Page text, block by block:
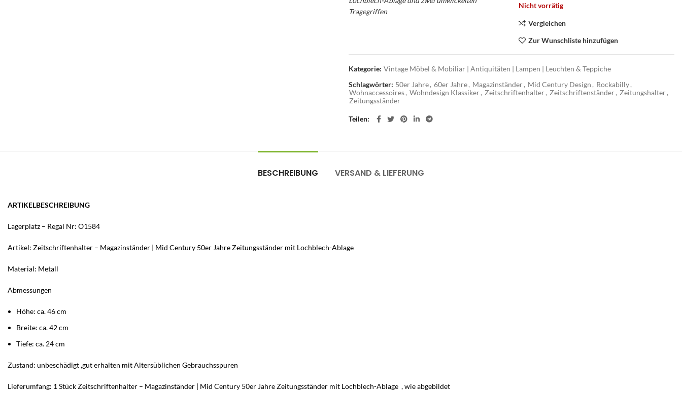
Tragegriffen– 50er Jahre Lochblech
Nicht vorrätig
Vergleichen
Zur Wunschliste hinzufügen
Kategorie: Vintage Möbel & Mobiliar | Antiquitäten | Lampen | Leuchten & Teppiche
Schlagwörter: 50er Jahre, 60er Jahre, Magazinständer, Mid Century Design , Rockabilly,
Wohnaccessoires, Wohndesign Klassiker, Zeitschriftenhalter, Zeitschriftenständer, Zeitungshalter,
Zeitungsständer
Teilen
BESCHREIBUNG VERSAND & LIEFERUNG
ARTIKELBESCHREIBUNG
Lagerplatz – Regal Nr: O1584
Artikel: Zeitschriftenhalter – Magazinständer | Mid Century 50er Jahre Zeitungsständer mit Lochblech-Ablage
Material: Metall
Abmessungen
Höhe: ca. 46 cm
Breite: ca. 42 cm
Tiefe: ca. 24 cm
Zustand: unbeschädigt ,gut erhalten mit Altersüblichen Gebrauchsspuren
Lieferumfang: 1 Stück Zeitschriftenhalter – Magazinständer | Mid Century 50er Jahre Zeitungsständer mit Lochblech-Ablage , wie abgebildet